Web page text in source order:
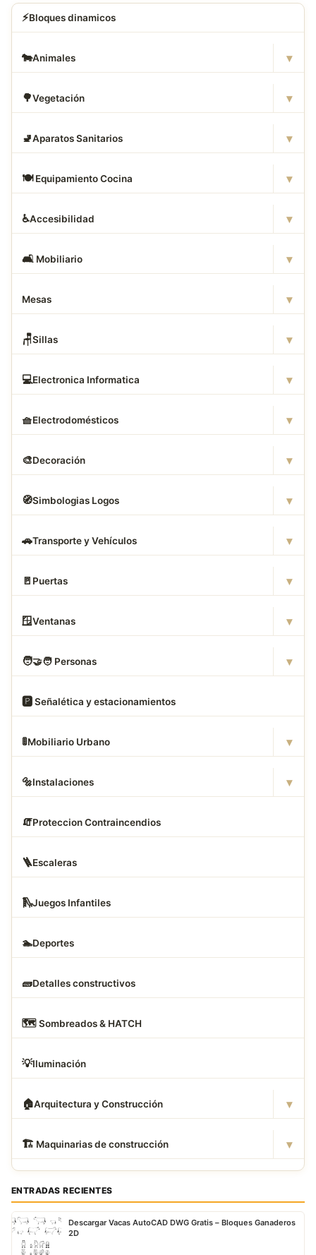
⚡Bloques dinamicos
🐄Animales ▾
🌳Vegetación ▾
🚽Aparatos Sanitarios ▾
🍽️ Equipamiento Cocina ▾
♿Accesibilidad ▾
🛋 ️ Mobiliario ▾
Mesas ▾
🪑Sillas ▾
💻Electronica Informatica ▾
🧺Electrodomésticos ▾
🎨Decoración ▾
🧭Simbologias Logos ▾
🚗Transporte y Vehículos ▾
🚪 Puertas ▾
🪟Ventanas ▾
🧑‍🤝‍🧑 Personas ▾
🅿️ Señalética y estacionamientos
🚦Mobiliario Urbano ▾
🔩Instalaciones ▾
🧯Proteccion Contraincendios
🪜Escaleras
🛝Juegos Infantiles
🏊Deportes
🧱Detalles constructivos
🗺️ Sombreados & HATCH
💡Iluminación
🏠Arquitectura y Construcción ▾
🏗 ️ Maquinarias de construcción ▾
ENTRADAS RECIENTES
Descargar Vacas AutoCAD DWG Gratis – Bloques Ganaderos
2D